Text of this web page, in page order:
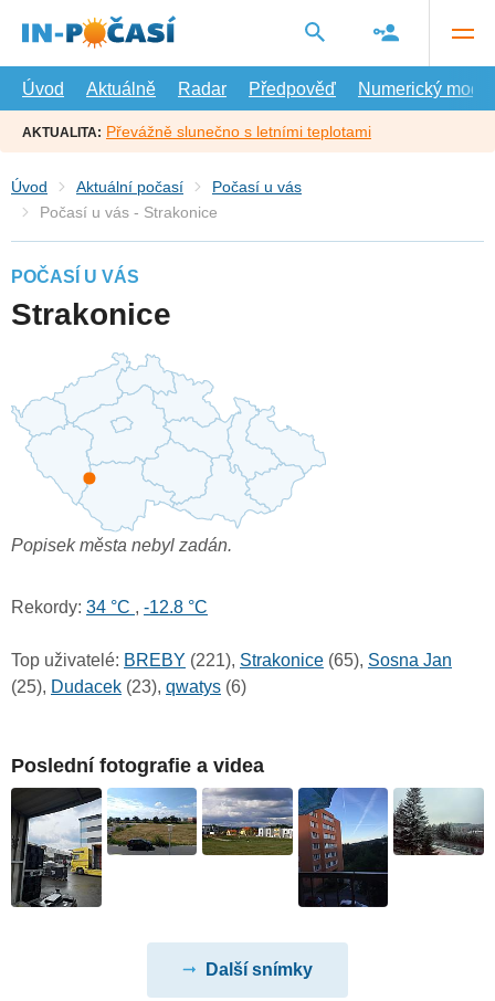
hlavní
Úvod
Aktuálně Radar Předpověď Numerický model
AKTUALITA: Převážně slunečno s letními teplotami
Úvod Aktuální počasí
Počasí u vás
Počasí u vás - Strakonice
POČASÍ U VÁS
Strakonice
Popisek města nebyl zadán.
Rekordy: 34 °C , -12.8 °C
Top uživatelé: BREBY (221), Strakonice (65), Sosna Jan
(25), Dudacek (23), qwatys (6)
Poslední fotografie a videa
Další snímky